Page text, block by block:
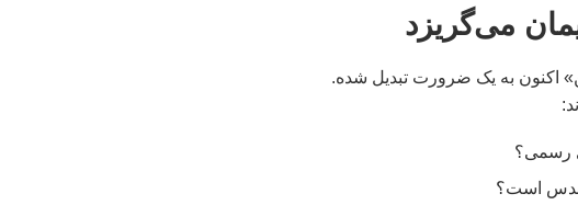
می‌گریزد
اکنون به یک ضرورت تبدیل شده.
رسمی؟
است؟